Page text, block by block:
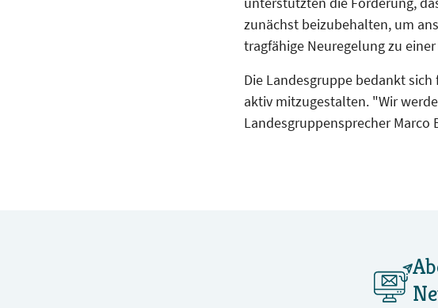
zunächst beizubehalten, um
tragfähige Neuregelung zu
Die Landesgruppe bedankt
aktiv mitzugestalten. "Wir
Landesgruppensprecher Marco